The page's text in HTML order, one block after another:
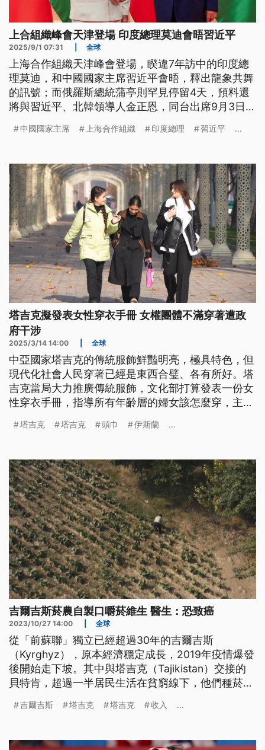
上合組織峰會天津登場 印度總理莫迪會晤習近平
2025/9/1 07:31 全球
上海合作組織天津峰會登場，睽違7年訪中的印度總
理莫迪，和中國國家主席習近平會晤，釋出龍象共舞
的訊號；而俄羅斯總統蒲亭則罕見停留4天，預料還
將與習近平、北韓領導人金正恩，同台出席9月3日北
中國國家主席 上海合作組織 印度總理 習近平 ...
塔吉克擬發表女性穿衣手冊 女權團體不滿穿著遭政
府干涉
2025/3/14 14:00 全球
中亞國家塔吉克的傳統服飾鮮豔明亮，極具特色，但
現代化社會人民穿著已經是東西合璧、各有所好。塔
吉克當局大力推廣傳統服飾，文化部打算發表一份女
性穿衣手冊，指導所有年齡層的婦女該怎麼穿，主要
也被女性團體質疑管太多了。
塔吉克 塔吉克 頭巾 伊斯蘭 ...
吉爾吉斯菸農自製口嚼菸維生 醫生：恐致癌
2023/10/27 14:00 全球
從「前蘇聯」獨立已經超過30年的吉爾吉斯
（Kyrghyz），原本經濟穩定成長，2019年疫情爆發
後開始走下坡。其中與塔吉克（Tajikistan）交接的
貝特肯，超過一半居民生活在貧窮線下，他們種菸草
害身體健康，有致癌風險。
吉爾吉斯 塔吉克 塔吉克 收入 ...